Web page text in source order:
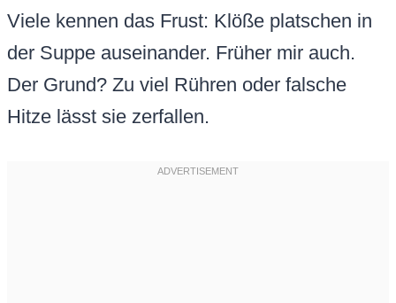
Viele kennen das Frust: Klöße platschen in
der Suppe auseinander. Früher mir auch.
Der Grund? Zu viel Rühren oder falsche
Hitze lässt sie zerfallen.